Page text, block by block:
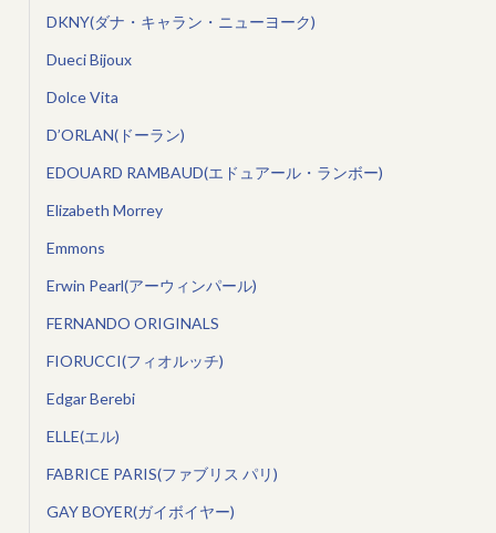
DKNY(ダナ・キャラン・ニューヨーク)
Dueci Bijoux
Dolce Vita
D’ORLAN(ドーラン)
EDOUARD RAMBAUD(エドュアール・ランボー)
Elizabeth Morrey
Emmons
Erwin Pearl(アーウィンパール)
FERNANDO ORIGINALS
FIORUCCI(フィオルッチ)
Edgar Berebi
ELLE(エル)
FABRICE PARIS(ファブリス パリ)
GAY BOYER(ガイボイヤー)